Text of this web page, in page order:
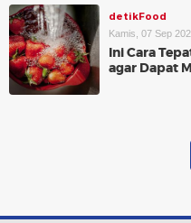
detikFood
Kamis, 07 Sep
Ini Cara
agar Dapat